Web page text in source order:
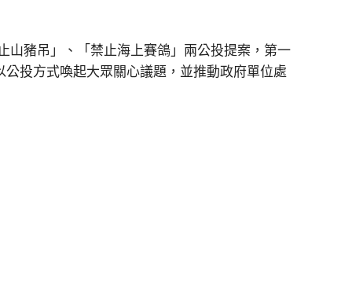
山豬吊」、「禁止海上賽鴿」兩公投提案，第一
投方式喚起大眾關心議題，並推動政府單位處